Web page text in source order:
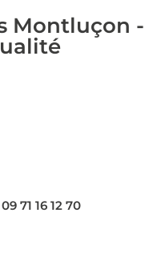
Montluçon -
71 16 12 70